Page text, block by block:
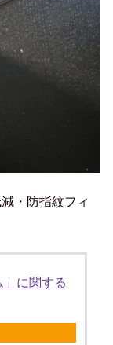
・防指紋フィ
に関する